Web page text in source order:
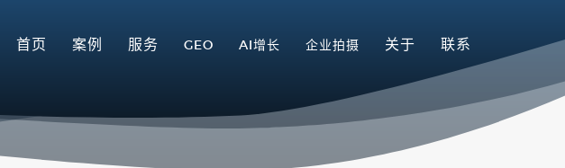
首页 案例 服务 GEO AI增长 企业拍摄 关于 联系